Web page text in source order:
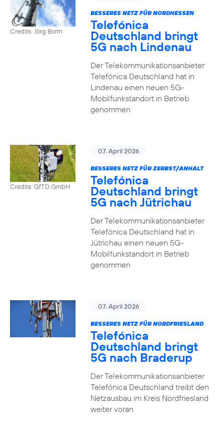
Credits: Jörg Borm
BESSERES NETZ FÜR NORDHESSEN
Telefónica
Deutschland bringt
5G nach Lindenau
Der Telekommunikationsanbieter
Telefónica Deutschland hat in
Lindenau einen neuen 5G-
Mobilfunkstandort in Betrieb
genommen
Credits: GfTD GmbH
07. April 2026
BESSERES NETZ FÜR ZERBST/ANHALT
Telefónica
Deutschland bringt
5G nach Jütrichau
Der Telekommunikationsanbieter
Telefónica Deutschland hat in
Jütrichau einen neuen 5G-
Mobilfunkstandort in Betrieb
genommen
07. April 2026
BESSERES NETZ FÜR NORDFRIESLAND
Telefónica
Deutschland bringt
5G nach Braderup
Der Telekommunikationsanbieter
Telefónica Deutschland treibt den
Netzausbau im Kreis Nordfriesland
weiter voran